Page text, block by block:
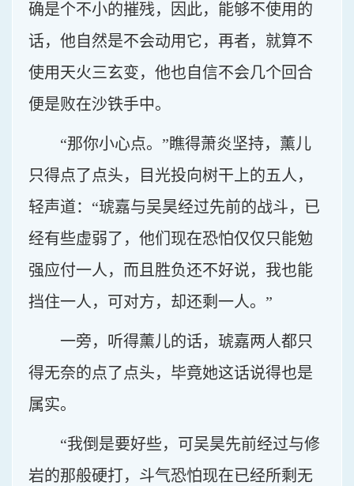
确是个不小的摧残，因此，能够不使用的
话，他自然是不会动用它，再者，就算不
使用天火三玄变，他也自信不会几个回合
便是败在沙铁手中。
“那你小心点。”瞧得萧炎坚持，薰儿
只得点了点头，目光投向树干上的五人，
轻声道：“琥嘉与吴昊经过先前的战斗，已
经有些虚弱了，他们现在恐怕仅仅只能勉
强应付一人，而且胜负还不好说，我也能
挡住一人，可对方，却还剩一人。”
一旁，听得薰儿的话，琥嘉两人都只
得无奈的点了点头，毕竟她这话说得也是
属实。
“我倒是要好些，可吴昊先前经过与修
岩的那般硬打，斗气恐怕现在已经所剩无